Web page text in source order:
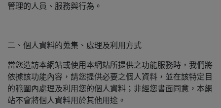
管理的人員、服務與行為。
二、個人資料的蒐集、處理及利用方式
當您造訪本網站或使用本網站所提供之功能服務時，我們將
依據該功能內容，請您提供必要之個人資料，並在該特定目
的範圍內處理及利用您的個人資料；非經您書面同意，本網
站不會將個人資料用於其他用途。